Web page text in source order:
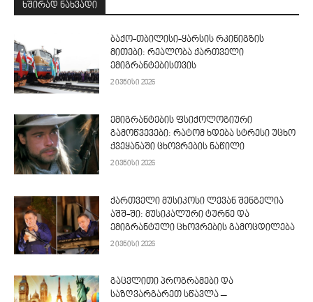
ᲮᲨᲘᲠᲐᲓ ᲜᲐᲮᲕᲐᲓᲘ
ბაქო-თბილისი-ყარსის რკინიგზის
მითები: რეალობა ქართველი
ემიგრანტებისთვის
2 ივნისი 2026
ემიგრანტების ფსიქოლოგიური
გამოწვევები: რატომ ხდება სტრესი უცხო
ქვეყანაში ცხოვრების ნაწილი
2 ივნისი 2026
ქართველი მუსიკოსი ლევან შენგელია
აშშ-ში: მუსიკალური ტურნე და
ემიგრანტული ცხოვრების გამოცდილება
2 ივნისი 2026
გაცვლითი პროგრამები და
საზღვარგარეთ სწავლა –